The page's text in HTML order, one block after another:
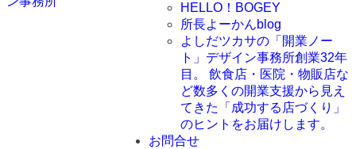
HELLO！BOGEY
所長よーかんblog
よしだツカサの「開業ノー
ト」 デザイン事務所創業32年
目。 飲食店・医院・物販店な
ど数多くの開業支援から見え
てきた「成功する店づくり」
のヒントをお届けします。
お問合せ